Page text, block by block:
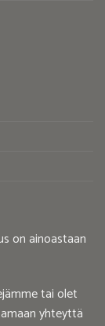
on ainoastaan
tai olet
yhteyttä